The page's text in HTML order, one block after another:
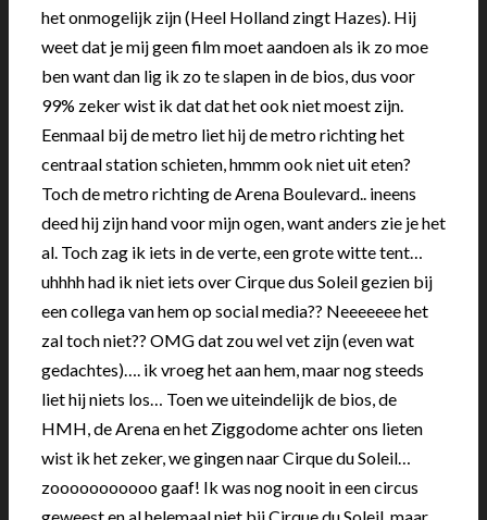
het onmogelijk zijn (Heel Holland zingt Hazes). Hij
weet dat je mij geen film moet aandoen als ik zo moe
ben want dan lig ik zo te slapen in de bios, dus voor
99% zeker wist ik dat dat het ook niet moest zijn.
Eenmaal bij de metro liet hij de metro richting het
centraal station schieten, hmmm ook niet uit eten?
Toch de metro richting de Arena Boulevard.. ineens
deed hij zijn hand voor mijn ogen, want anders zie je het
al. Toch zag ik iets in de verte, een grote witte tent…
uhhhh had ik niet iets over Cirque dus Soleil gezien bij
een collega van hem op social media?? Neeeeeee het
zal toch niet?? OMG dat zou wel vet zijn (even wat
gedachtes)…. ik vroeg het aan hem, maar nog steeds
liet hij niets los… Toen we uiteindelijk de bios, de
HMH, de Arena en het Ziggodome achter ons lieten
wist ik het zeker, we gingen naar Cirque du Soleil…
zooooooooooo gaaf! Ik was nog nooit in een circus
geweest en al helemaal niet bij Cirque du Soleil, maar